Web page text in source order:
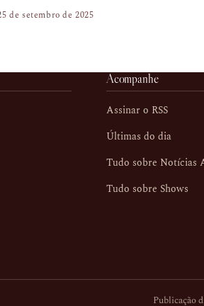
de setembro de 2025
Acompanhe
Assinar o RSS
Últimas do dia
Tudo sobre Notícias
Tudo sobre Shows
Publicação